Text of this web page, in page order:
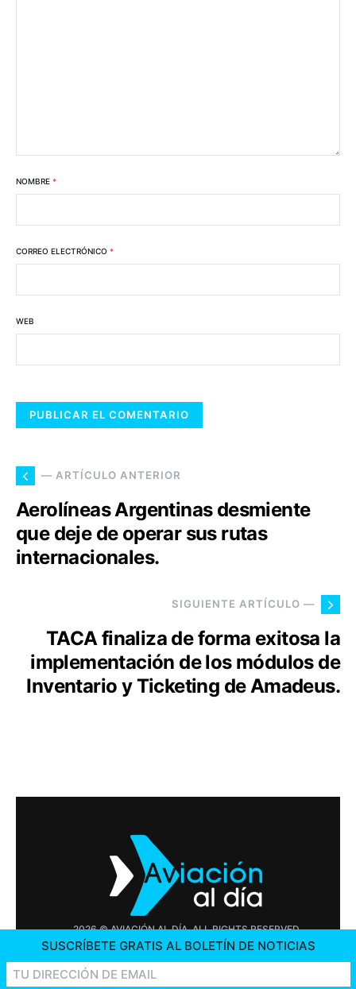
NOMBRE *
CORREO ELECTRÓNICO *
WEB
— ARTÍCULO ANTERIOR
Aerolíneas Argentinas desmiente
que deje de operar sus rutas
internacionales.
SIGUIENTE ARTÍCULO —
TACA finaliza de forma exitosa la
implementación de los módulos de
Inventario y Ticketing de Amadeus.
2026 © AVIACIÓN AL DÍA. ALL RIGHTS RESERVED
OFERTAS DE TRABAJO
SUSCRÍBETE GRATIS AL BOLETÍN DE NOTICIAS